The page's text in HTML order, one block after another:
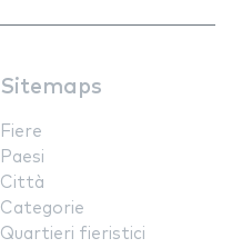
Sitemaps
Fiere
Paesi
Città
Categorie
Quartieri fieristici